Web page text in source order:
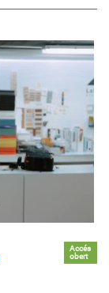
Accés
obert